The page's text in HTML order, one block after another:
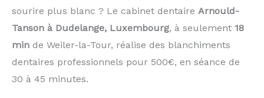
sourire plus blanc ? Le cabinet dentaire Arnould-
Tanson à Dudelange, Luxembourg, à seulement 18
min de Weiler-la-Tour, réalise des blanchiments
dentaires professionnels pour 500€, en séance de
30 à 45 minutes.